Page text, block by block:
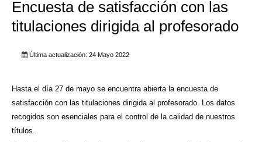
Encuesta de satisfacción con las
titulaciones dirigida al profesorado
Última actualización: 24 Mayo 2022
Hasta el día 27 de mayo se encuentra abierta la encuesta de
satisfacción con las titulaciones dirigida al profesorado. Los datos
recogidos son esenciales para el control de la calidad de nuestros
títulos.